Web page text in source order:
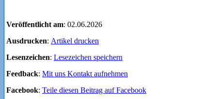
Veröffentlicht am: 02.06.2026
Ausdrucken: Artikel drucken
Lesenzeichen: Lesezeichen speichern
Feedback: Mit uns Kontakt aufnehmen
Facebook: Teile diesen Beitrag auf Facebook